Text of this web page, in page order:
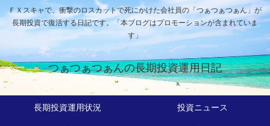
ＦＸスキャで、衝撃のロスカットで死にかけた会社員の「つぁつぁつぁん」が
長期投資で復活する日記です。「本ブログはプロモーションが含まれていま
す」
つぁつぁつぁんの長期投資運用日記
長期投資運用状況 投資ニュース